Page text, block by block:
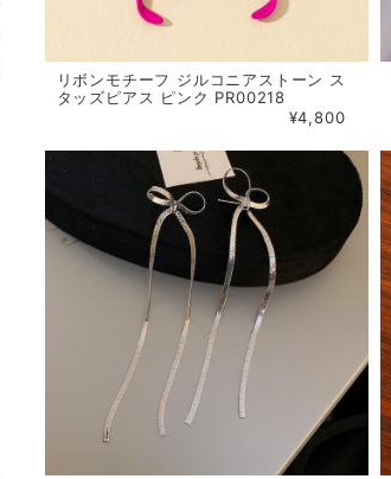
リボンモチーフ ジルコニアストーン ス
タッズピアス ピンク PR00218
¥4,800